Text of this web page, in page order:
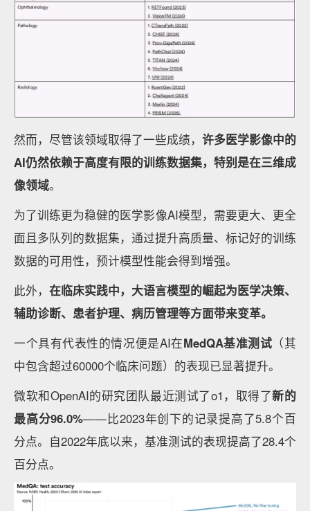
然而，尽管该领域取得了一些成绩， 许多医学影像中的
AI仍然依赖于高度有限的训练数据集，特别是在三维成
像领域。
为了训练更为稳健的医学影像AI模型，需要更大、更全
面且多队列的数据集，通过提升高质量、标记好的训练
数据的可用性，预计模型性能会得到增强。
此外， 在临床实践中，大语言模型的崛起为医学决策、
辅助诊断、患者护理、病历管理等方面带来变革。
一个具有代表性的情况便是AI在MedQA基准测试 （其
中包含超过60000个临床问题）的表现已显著提升。
微软和OpenAI的研究团队最近测试了o1，取得了新的
最高分96.0%——比2023年创下的记录提高了5.8个百
分点。自2022年底以来，基准测试的表现提高了28.4个
百分点。